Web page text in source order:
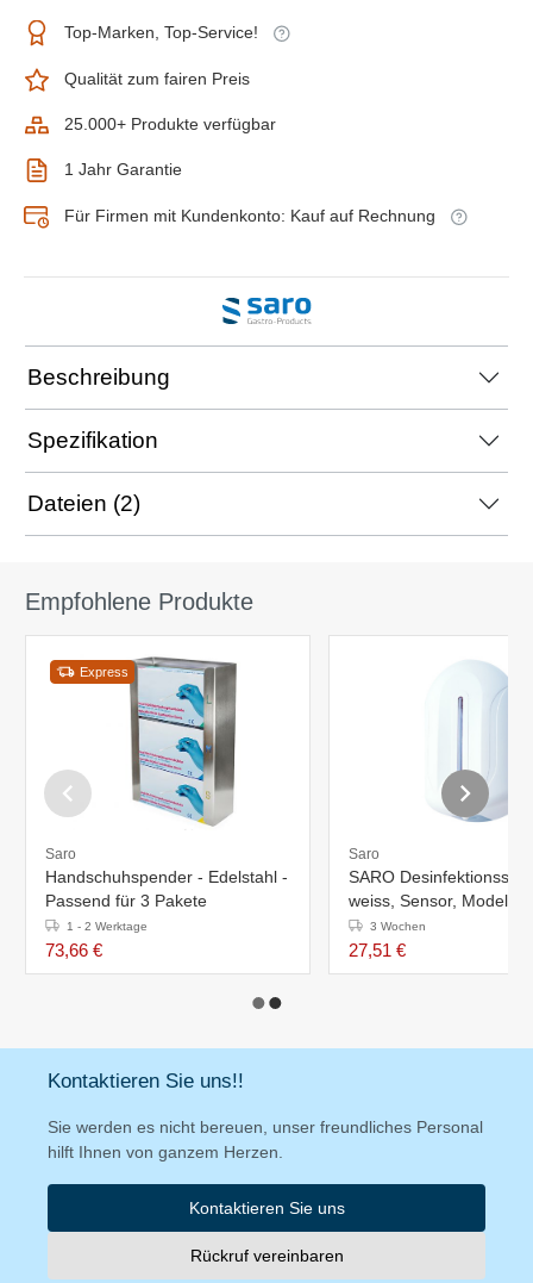
Top-Marken, Top-Service!
Qualität zum fairen Preis
25.000+ Produkte verfügbar
1 Jahr Garantie
Für Firmen mit Kundenkonto: Kauf auf Rechnung
Beschreibung
Spezifikation
Dateien (2)
Empfohlene Produkte
Express
Saro
Handschuhspender - Edelstahl -
Passend für 3 Pakete
1 - 2 Werktage
73,66 €
Saro
SARO
weiss, Sensor, Modell
3 Wochen
27,51 €
Kontaktieren Sie uns!!
Sie werden es nicht bereuen, unser freundliches Personal
hilft Ihnen von ganzem Herzen.
Kontaktieren Sie uns
Rückruf vereinbaren